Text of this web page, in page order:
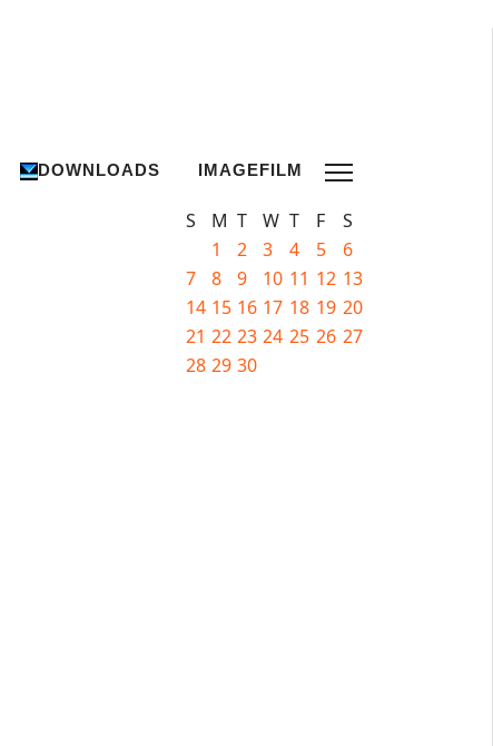
DOWNLOADS IMAGEFILM
S M T W T F
S
1
2 3 4 5
6
7
8 9 10 11 12 13
14 15 16 17 18 19 20
21 22 23 24 25 26 27
28 29 30